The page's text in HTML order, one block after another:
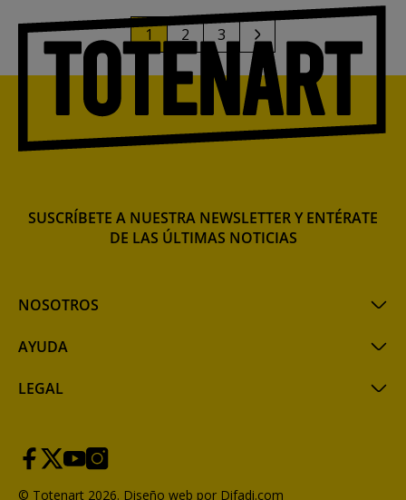
1 2 3
NOSOTROS
AYUDA
LEGAL
SUSCRÍBETE A NUESTRA NEWSLETTER Y ENTÉRATE
DE LAS ÚLTIMAS NOTICIAS
© Totenart 2026. Diseño web por Difadi.com